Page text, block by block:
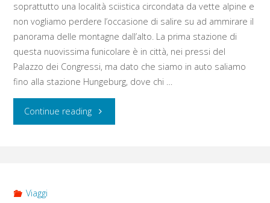
soprattutto una località sciistica circondata da vette alpine e
non vogliamo perdere l’occasione di salire su ad ammirare il
panorama delle montagne dall’alto. La prima stazione di
questa nuovissima funicolare è in città, nei pressi del
Palazzo dei Congressi, ma dato che siamo in auto saliamo
fino alla stazione Hungeburg, dove chi …
Continue reading"Giovedì
Viaggi